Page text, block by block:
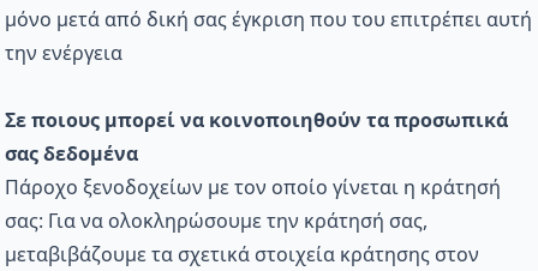
μόνο μετά από δική σας έγκριση που του επιτρέπει αυτή
την ενέργεια
Σε ποιους μπορεί να κοινοποιηθούν τα προσωπικά
σας δεδομένα
Πάροχο ξενοδοχείων με τον οποίο γίνεται η κράτησή
σας: Για να ολοκληρώσουμε την κράτησή σας,
μεταβιβάζουμε τα σχετικά στοιχεία κράτησης στον